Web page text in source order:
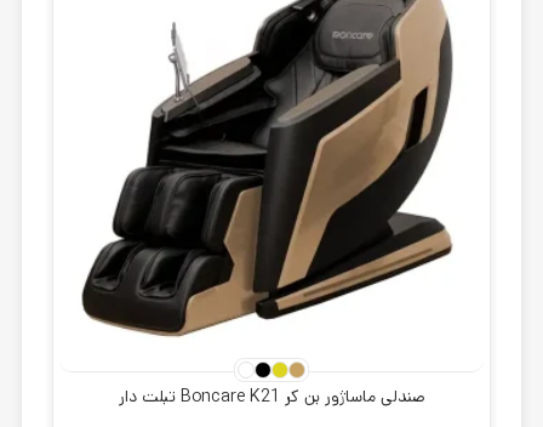
صندلی ماساژور بن کر Boncare K21 تبلت دار